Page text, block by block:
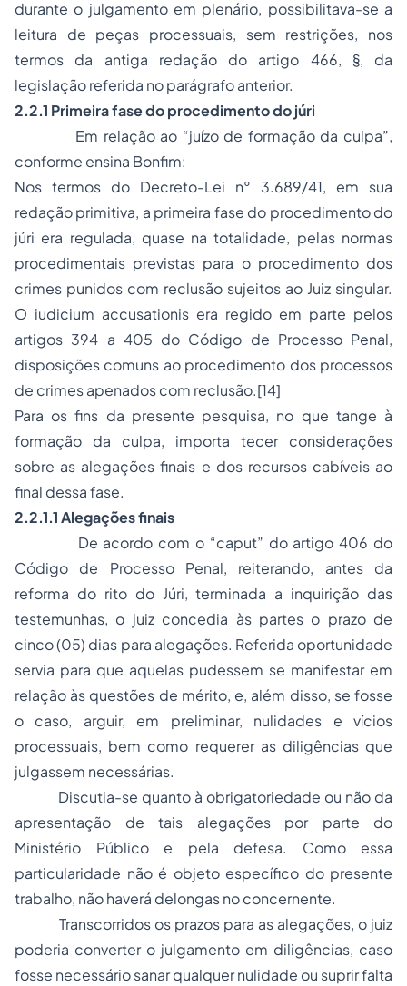
durante o julgamento em plenário, possibilitava-se a
leitura de peças processuais, sem restrições, nos
termos da antiga redação do artigo 466, §, da
legislação referida no parágrafo anterior.
2.2.1 Primeira fase do procedimento do júri
Em relação ao “juízo de formação da culpa”,
conforme ensina Bonfim:
Nos termos do Decreto-Lei n° 3.689/41, em sua
redação primitiva, a primeira fase do procedimento do
júri era regulada, quase na totalidade, pelas normas
procedimentais previstas para o procedimento dos
crimes punidos com reclusão sujeitos ao Juiz singular.
O iudicium accusationis era regido em parte pelos
artigos 394 a 405 do Código de Processo Penal,
disposições comuns ao procedimento dos processos
de crimes apenados com reclusão.[14]
Para os fins da presente pesquisa, no que tange à
formação da culpa, importa tecer considerações
sobre as alegações finais e dos recursos cabíveis ao
final dessa fase.
2.2.1.1 Alegações finais
De acordo com o “caput” do artigo 406 do
Código de Processo Penal, reiterando, antes da
reforma do rito do Júri, terminada a inquirição das
testemunhas, o juiz concedia às partes o prazo de
cinco (05) dias para alegações. Referida oportunidade
servia para que aquelas pudessem se manifestar em
relação às questões de mérito, e, além disso, se fosse
o caso, arguir, em preliminar, nulidades e vícios
processuais, bem como requerer as diligências que
julgassem necessárias.
Discutia-se quanto à obrigatoriedade ou não da
apresentação de tais alegações por parte do
Ministério Público e pela defesa. Como essa
particularidade não é objeto específico do presente
trabalho, não haverá delongas no concernente.
Transcorridos os prazos para as alegações, o juiz
poderia converter o julgamento em diligências, caso
fosse necessário sanar qualquer nulidade ou suprir falta